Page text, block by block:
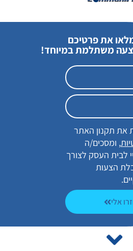
את פרטיכם
משתלמת במיוחד!
את תקנון האתר
, ומסכים/ה
לבית העסק לצורך
הצעות
אלי